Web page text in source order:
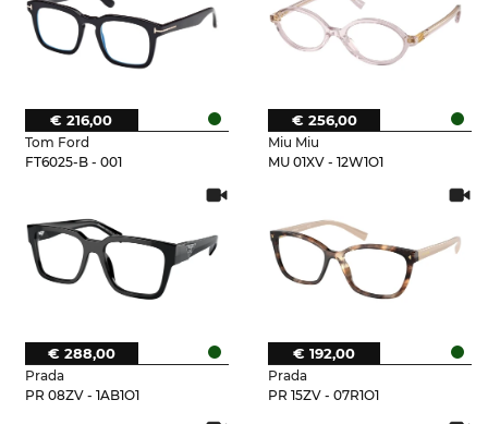
Tom Ford
FT6025-B - 001
€ 216,00
Miu Miu
MU 01XV - 12W1O1
€ 256,00
Prada
PR 08ZV - 1AB1O1
€ 288,00
Prada
PR 15ZV - 07R1O1
€ 192,00